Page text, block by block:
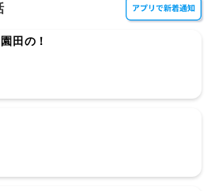
田の！